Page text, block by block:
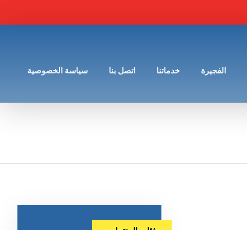
الفجيرة خدماتنا اتصل بنا سياسة الخصوصية